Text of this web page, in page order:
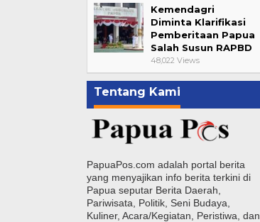
Kemendagri
Diminta Klarifikasi
Pemberitaan Papua
Salah Susun RAPBD
48,022 Views
Tentang Kami
PapuaPos.com adalah portal berita
yang menyajikan info berita terkini di
Papua seputar Berita Daerah,
Pariwisata, Politik, Seni Budaya,
Kuliner, Acara/Kegiatan, Peristiwa, dan